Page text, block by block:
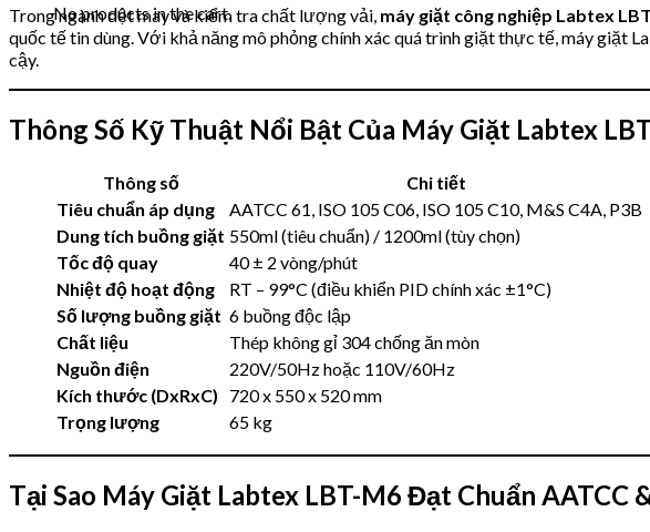
No products in the cart.
Trong ngành dệt may và kiểm tra chất lượng vải, máy giặt công nghiệp Labtex
quốc tế tin dùng. Với khả năng mô phỏng chính xác quá trình giặt thực tế, máy giặt
cậy.
Thông Số Kỹ Thuật Nổi Bật Của Máy Giặt Labtex
Thông số
Chi tiết
Tiêu chuẩn áp dụng
AATCC 61, ISO 105 C06, ISO 105 C10, M&S C4A, P3B
Dung tích buồng giặt 550ml (tiêu chuẩn) / 1200ml (tùy chọn)
Tốc độ quay
40 ± 2 vòng/phút
Nhiệt độ hoạt động
RT – 99°C (điều khiển PID chính xác ±1°C)
Số lượng buồng giặt 6 buồng độc lập
Chất liệu
Thép không gỉ 304 chống ăn mòn
Nguồn điện
220V/50Hz hoặc 110V/60Hz
Kích thước (DxRxC)
720 x 550 x 520 mm
Trọng lượng
65 kg
Tại Sao Máy Giặt Labtex LBT-M6 Đạt Chuẩn AATCC